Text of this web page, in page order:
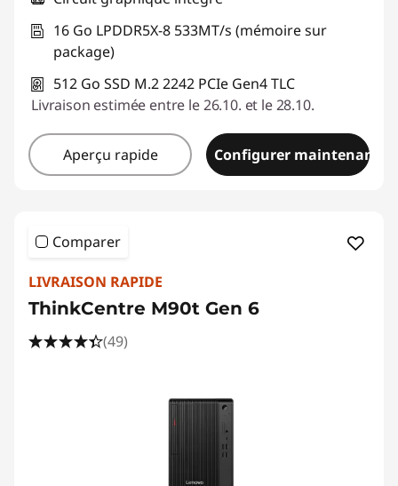
16 Go LPDDR5X-8 533MT/s (mémoire sur
package)
512 Go SSD M.2 2242 PCIe Gen4 TLC
Livraison estimée entre le 26.10. et le 28.10.
Aperçu rapide Configurer maintenant
Comparer
LIVRAISON RAPIDE
ThinkCentre M90t Gen 6
(49)